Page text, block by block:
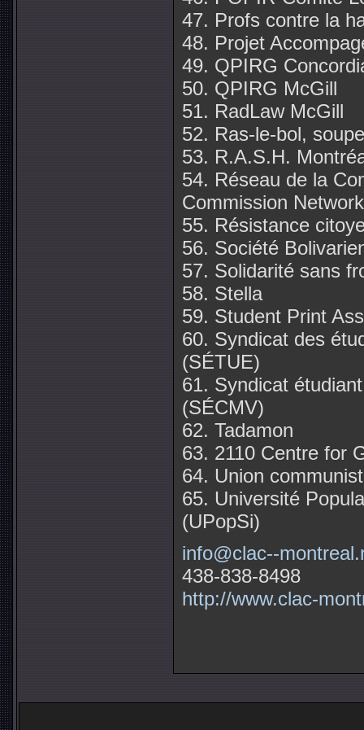
47. Profs contre la
48. Projet
49. QPIRG
50. QPIRG McGill
51. RadLaw McGill
52. Ras-le-bol,
53. R.A.S.H.
54. Réseau de la
Commission Network
55. Résistance
56. Société
57. Solidarité sans
58. Stella
59. Student Print
60. Syndicat des
(SÉTUE)
61. Syndicat
(SÉCMV)
62. Tadamon
63. 2110 Centre for
64. Union
65. Université
(UPopSi)
info@clac--
438-838-8498
http://www.clac-